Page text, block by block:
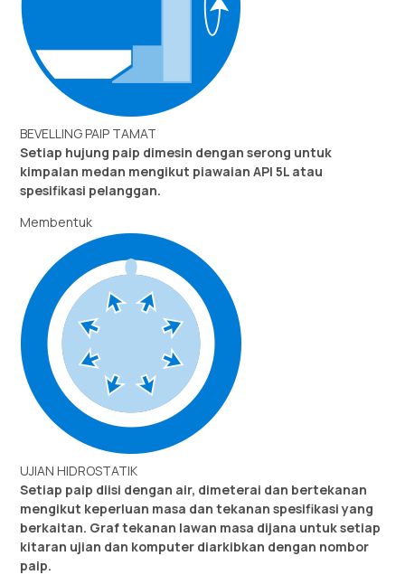
BEVELLING PAIP TAMAT
Setiap hujung paip dimesin dengan serong untuk
kimpalan medan mengikut piawaian API 5L atau
spesifikasi pelanggan.
Membentuk
UJIAN HIDROSTATIK
Setiap paip diisi dengan air, dimeterai dan bertekanan
mengikut keperluan masa dan tekanan spesifikasi yang
berkaitan. Graf tekanan lawan masa dijana untuk setiap
kitaran ujian dan komputer diarkibkan dengan nombor
paip.